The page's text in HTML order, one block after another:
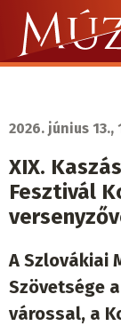
Ugrás
tartalomra
Múzsa.sk
navigáció
2026. június 13.,
XIX.
Fesztivál
A Szlovákiai
Szövetsége
várossal, a